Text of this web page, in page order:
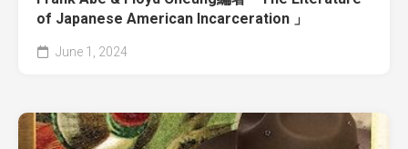
of Japanese American Incarceration 」
June 1, 2024